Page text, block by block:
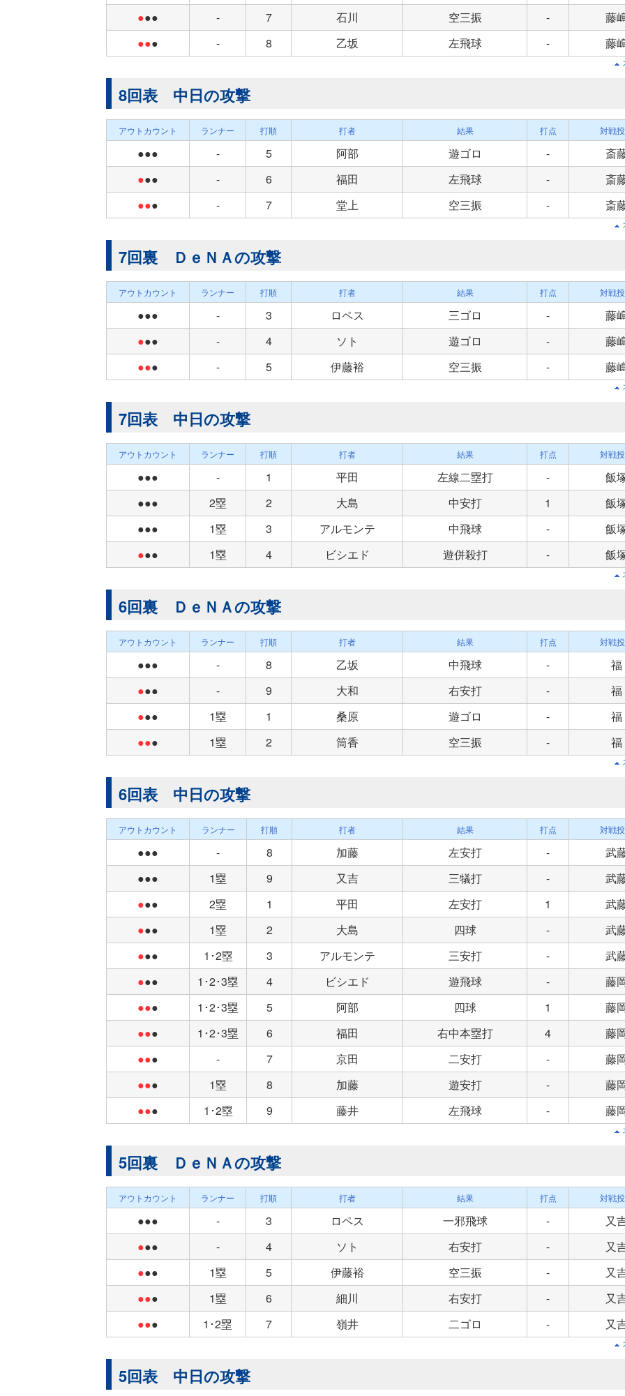
●●● - 7 石川 空三振 -
藤
●●● - 8 乙坂 左飛球 - 藤
8回表 中日の攻撃
アウトカウント ランナー 打順 打者 結果 打点 対戦
●●● - 5 阿部 遊ゴロ -
斎
●●● - 6 福田 左飛球 -
斎
●●● - 7 堂上 空三振 - 斎
7回裏 ＤｅＮＡの攻撃
アウトカウント ランナー 打順 打者 結果 打点 対戦
●●● - 3 ロペス 三ゴロ -
藤
●●● - 4 ソト 遊ゴロ -
藤
●●● - 5 伊藤裕 空三振 - 藤
7回表 中日の攻撃
アウトカウント ランナー 打順 打者 結果 打点 対戦
●●● - 1 平田 左線二塁打 -
飯
●●●
2塁 2 大島 中安打 1
飯
●●●
1塁 3 アルモンテ 中飛球 -
飯
●●● 1塁 4 ビシエド 遊併殺打 - 飯
6回裏 ＤｅＮＡの攻撃
アウトカウント ランナー 打順 打者 結果 打点 対戦
●●● - 8 乙坂 中飛球 -
福
●●● - 9 大和 右安打 -
福
●●● 1塁 1 桑原 遊ゴロ -
福
●●● 1塁 2 筒香 空三振 - 福
6回表 中日の攻撃
アウトカウント ランナー 打順 打者 結果 打点 対戦
●●● - 8 加藤 左安打 -
武
●●●
1塁 9 又吉 三犠打 -
武
●●● 2塁 1 平田 左安打 1
武
●●● 1塁 2 大島 四球 -
武
●●● 1･2塁 3 アルモンテ 三安打 -
武
●●● 1･2･3塁 4 ビシエド 遊飛球 -
藤
●●● 1･2･3塁 5 阿部 四球 1
藤
●●● 1･2･3塁 6 福田 右中本塁打 4
藤
●●● - 7 京田 二安打 -
藤
●●● 1塁 8 加藤 遊安打 -
藤
●●● 1･2塁 9 藤井 左飛球 - 藤
5回裏 ＤｅＮＡの攻撃
アウトカウント ランナー 打順 打者 結果 打点 対戦
●●● - 3 ロペス 一邪飛球 -
又
●●● - 4 ソト 右安打 -
又
●●● 1塁 5 伊藤裕 空三振 -
又
●●● 1塁 6 細川 右安打 -
又
●●● 1･2塁 7 嶺井 二ゴロ - 又
5回表 中日の攻撃